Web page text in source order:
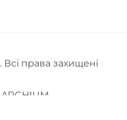
. Всі права захищені
ARCHIUM